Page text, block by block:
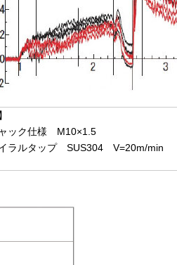
ック仕様 M10×1.5
ラルタップ SUS304 V=20m/min